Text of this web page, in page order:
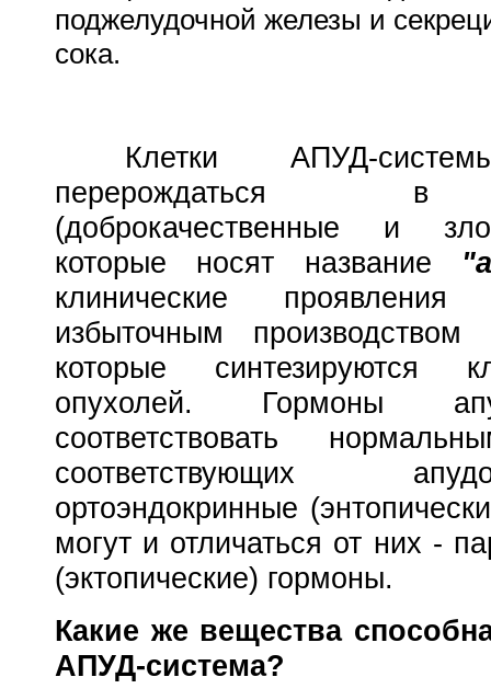
поджелудочной железы и
сока.
Клетки АПУД-
(доброкачественные и
которые носят название
клинические проявления
избыточным производством
которые синтезируются
опухолей. Гормоны
соответствовать
соответствующих
ортоэндокринные
могут и отличаться от них -
(эктопические) гормоны.
Какие же вещества
АПУД-система?